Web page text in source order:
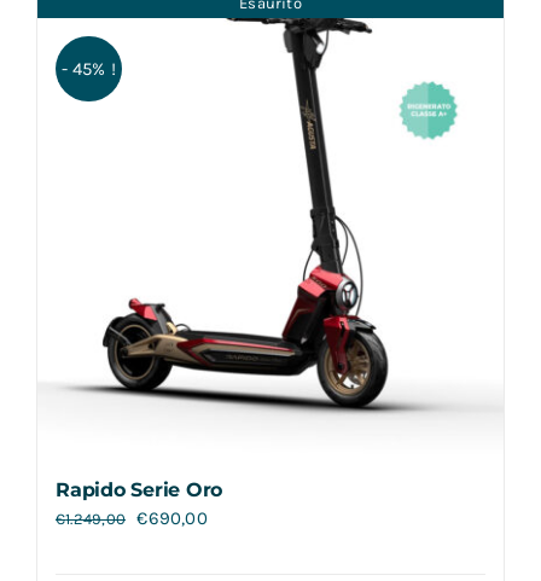
- 45% !
Rapido Serie Oro
€1.249,00 €690,00